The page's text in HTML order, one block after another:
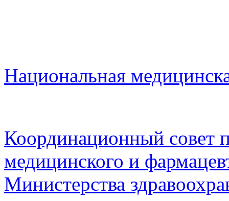
Национальная
Координационный совет
медицинского и
Министерства